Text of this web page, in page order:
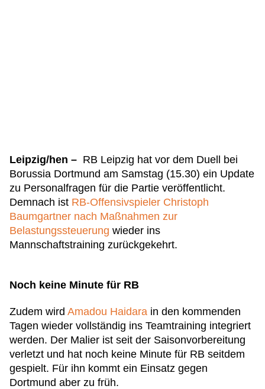
Leipzig/hen – RB Leipzig hat vor dem Duell bei
Borussia Dortmund am Samstag (15.30) ein Update
zu Personalfragen für die Partie veröffentlicht.
Demnach ist RB-Offensivspieler Christoph
Baumgartner nach Maßnahmen zur
Belastungssteuerung wieder ins
Mannschaftstraining zurückgekehrt.
Noch keine Minute für RB
Zudem wird Amadou Haidara in den kommenden
Tagen wieder vollständig ins Teamtraining integriert
werden. Der Malier ist seit der Saisonvorbereitung
verletzt und hat noch keine Minute für RB seitdem
gespielt. Für ihn kommt ein Einsatz gegen
Dortmund aber zu früh.